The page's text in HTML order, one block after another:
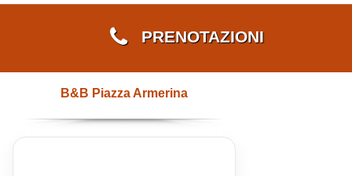
PRENOTAZIONI
B&B Piazza Armerina